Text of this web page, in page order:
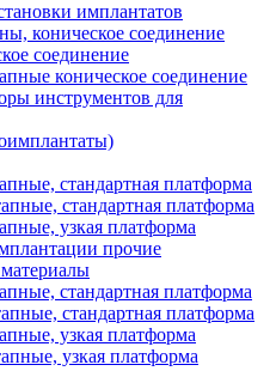
имплантатов
коническое соединение
соединение
коническое соединение
инструментов для
стандартная платформа
стандартная платформа
узкая платформа
прочие
стандартная платформа
стандартная платформа
узкая платформа
узкая платформа